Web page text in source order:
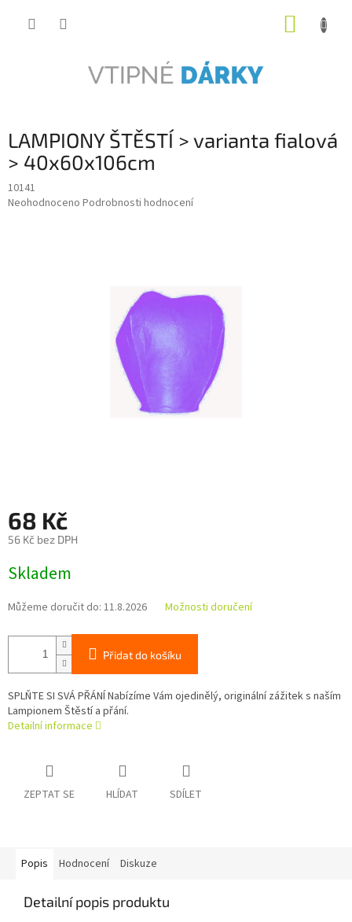
LAMPIONY ŠTĚSTÍ > varianta fialová
> 40x60x106cm
10141
Průměrné
Neohodnoceno Podrobnosti hodnocení
68 Kč
56 Kč bez DPH
cena:
Skladem
Můžeme doručit do: 11.8.2026 Možnosti doručení
Přidat do košíku
SPLŇTE SI SVÁ PŘÁNÍ Nabízíme Vám ojedinělý, originální zážitek s naším
Lampionem Štěstí a přání.
Detailní informace
ZEPTAT SE HLÍDAT SDÍLET
Popis Hodnocení Diskuze
Detailní popis produktu